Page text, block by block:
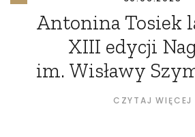
Antonina Tosiek
XIII edycji
im. Wisławy
CZYTAJ WIĘCEJ